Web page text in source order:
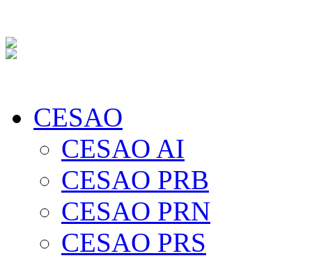
CESAO
CESAO AI
CESAO PRB
CESAO PRN
CESAO PRS